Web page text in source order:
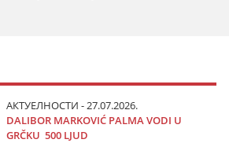
АКТУЕЛНОСТИ - 27.07.2026.
DALIBOR MARKOVIĆ PALMA VODI U
GRČKU 500 LJUD